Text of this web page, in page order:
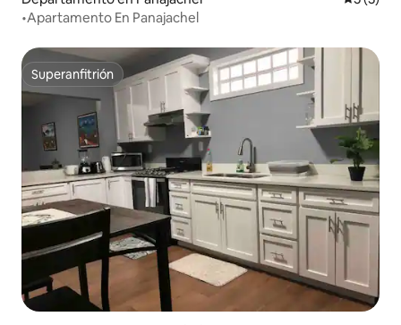
•Apartamento En Panajachel
Superanfitrión
Superanfitrión